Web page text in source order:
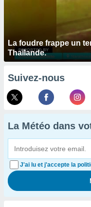
La foudre frappe un
Thaïlande.
Suivez-nous
La Météo dans
J'ai lu et j'accepte la